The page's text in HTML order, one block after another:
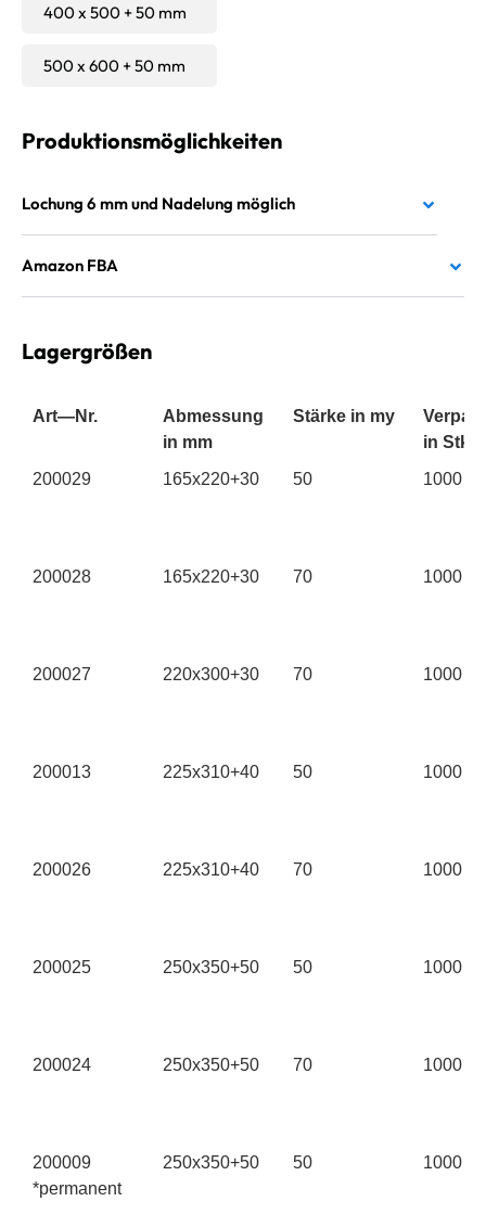
400 x 500 + 50 mm
500 x 600 + 50 mm
Produktionsmöglichkeiten
Lochung 6 mm und Nadelung möglich
Amazon FBA
Lagergrößen
Art—Nr.
Abmessung
in mm
Stärke in my
in Stk.
Art—Nr.
Abmessung
Stärke
200029 165x220+30 50 1000
200028 165x220+30 70 1000
200027 220x300+30 70 1000
200013 225x310+40 50 1000
200026 225x310+40 70 1000
200025 250x350+50 50 1000
200024 250x350+50 70 1000
200009
*permanent
250x350+50 50 1000